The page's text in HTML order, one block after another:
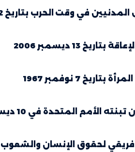
في وقت الحرب بتاريخ 12 أوت 1949
13 ديسمبر 2006
7 نوفمبر 1967
المتحدة في 10 ديسمبر 1948
لحقوق الإنسان والشعوب في